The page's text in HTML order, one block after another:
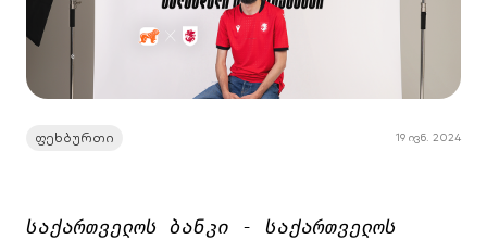
ფეხბურთი 19 ივნ. 2024
საქართველოს ბანკი - საქართველოს